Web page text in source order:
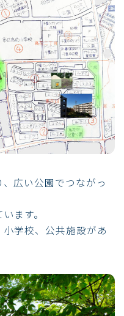
広い公園でつながっ
ます。
学校、公共施設があ